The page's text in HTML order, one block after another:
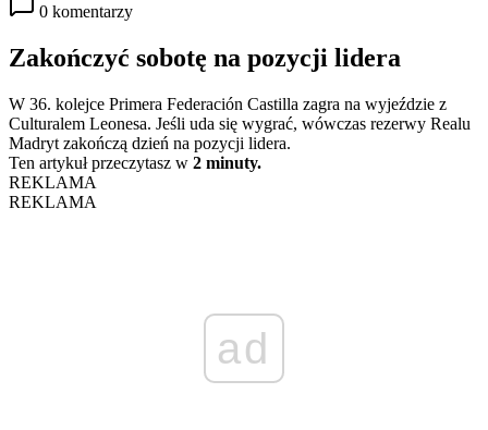
0 komentarzy
Zakończyć sobotę na pozycji lidera
W 36. kolejce Primera Federación Castilla zagra na wyjeździe z
Culturalem Leonesa. Jeśli uda się wygrać, wówczas rezerwy Realu
Madryt zakończą dzień na pozycji lidera.
Ten artykuł przeczytasz w 2 minuty.
REKLAMA
REKLAMA
ad